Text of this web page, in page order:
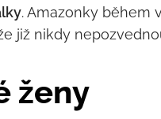
. Amazonky během
již nikdy
ženy